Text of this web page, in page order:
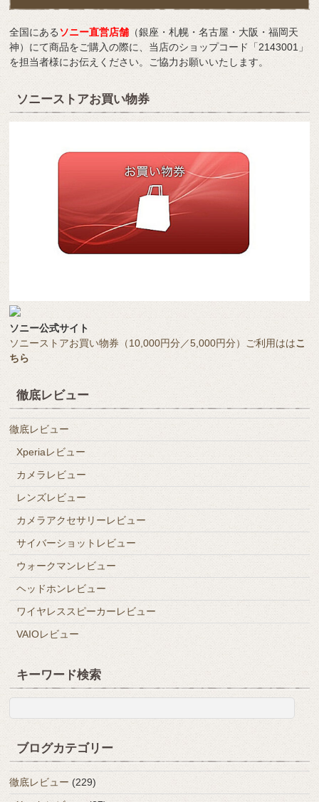
全国にあるソニー直営店舗 （銀座・札幌・名古屋・大阪・福岡天
神）にて商品をご購入の際に、当店のショップコード「2143001」
を担当者様にお伝えください。ご協力お願いいたします。
ソニーストアお買い物券
ソニー公式サイト
ソニーストアお買い物券（10,000円分／5,000円分）ご利用ははこ
ちら
徹底レビュー
徹底レビュー
Xperiaレビュー
カメラレビュー
レンズレビュー
カメラアクセサリーレビュー
サイバーショットレビュー
ウォークマンレビュー
ヘッドホンレビュー
ワイヤレススピーカーレビュー
VAIOレビュー
キーワード検索
ブログカテゴリー
徹底レビュー (229)